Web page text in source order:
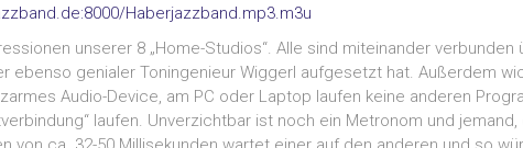
Haberjazzband.mp3.m3u
unserer 8 „Home-Studios“. Alle sind miteinander
ebenso genialer Toningenieur Wiggerl aufgesetzt hat. Außerdem
Audio-Device, am PC oder Laptop laufen keine anderen
laufen. Unverzichtbar ist noch ein Metronom und